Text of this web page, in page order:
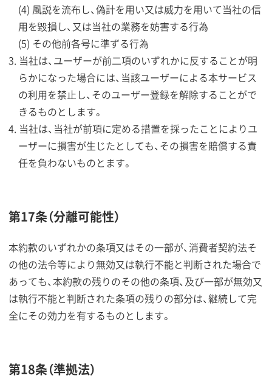
(4) 風説を流布し、偽計を用い又は威力を用いて当社の信
用を毀損し、又は当社の業務を妨害する行為
(5) その他前各号に準ずる行為
当社は、ユーザーが前二項のいずれかに反することが明
らかになった場合には、当該ユーザーによる本サービス
の利用を禁止し、そのユーザー登録を解除することがで
きるものとします。
当社は、当社が前項に定める措置を採ったことによりユ
ーザーに損害が生じたとしても、その損害を賠償する責
任を負わないものとます。
第17条（分離可能性）
本約款のいずれかの条項又はその一部が、消費者契約法そ
の他の法令等により無効又は執行不能と判断された場合で
あっても、本約款の残りのその他の条項、及び一部が無効又
は執行不能と判断された条項の残りの部分は、継続して完
全にその効力を有するものとします。
第18条（準拠法）